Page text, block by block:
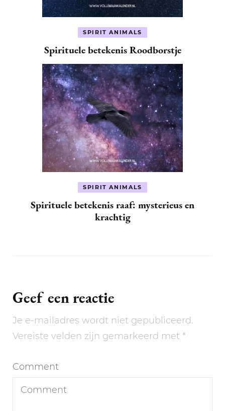
SPIRIT ANIMALS
Spirituele betekenis Roodborstje
SPIRIT ANIMALS
Spirituele betekenis raaf: mysterieus en
krachtig
Geef een reactie
Je e-mailadres wordt niet gepubliceerd.
Vereiste velden zijn gemarkeerd met *
Comment